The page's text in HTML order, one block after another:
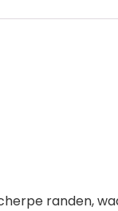
randen,